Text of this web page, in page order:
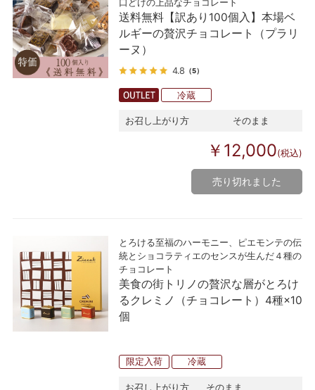
送料無料【訳あり100個入】本場ベ
ルギーの贅沢チョコレート（プラリ
ーヌ）
4.8 （5）
冷蔵
お召し上がり方 そのまま
￥12,000(税込)
売り切れました
とろける至福のハーモニー、ピエモンテの伝
統とショコラティエのセンスが生んだ４種の
チョコレート
美食の街トリノの贅沢な層がとろけ
るクレミノ（チョコレート）4種×10
個
限定入荷 冷蔵
お召し上がり方 そのまま